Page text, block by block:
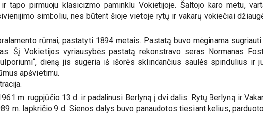
tapo pirmuoju klasicizmo paminklu Vokietijoje. Šaltojo karo metu,
simboliu, nes būtent šioje vietoje rytų ir vakarų vokiečiai
rūmai, pastatyti 1894 metais. Pastatą buvo mėginama
Šį Vokietijos vyriausybės pastatą rekonstravo seras Normanas
dieną jis sugeria iš išorės sklindančius saulės spindulius ir
apšvietimu.
m. rugpjūčio 13 d. ir padalinusi Berlyną į dvi dalis: Rytų Berlyną ir
m. lapkričio 9 d. Sienos dalys buvo panaudotos tiesiant kelius,